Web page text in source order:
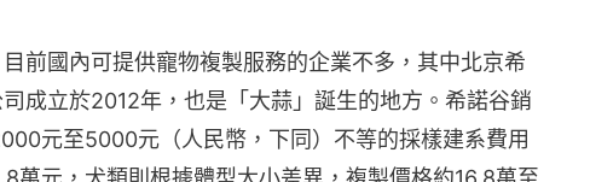
目前國內可提供寵物複製服務的企業不多，其中北京希
成立於2012年，也是「大蒜」誕生的地方。希諾谷銷
元至5000元（人民幣，下同）不等的採樣建系費用